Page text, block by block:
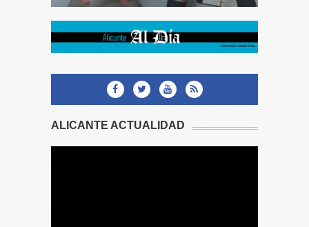
ALICANTE ACTUALIDAD